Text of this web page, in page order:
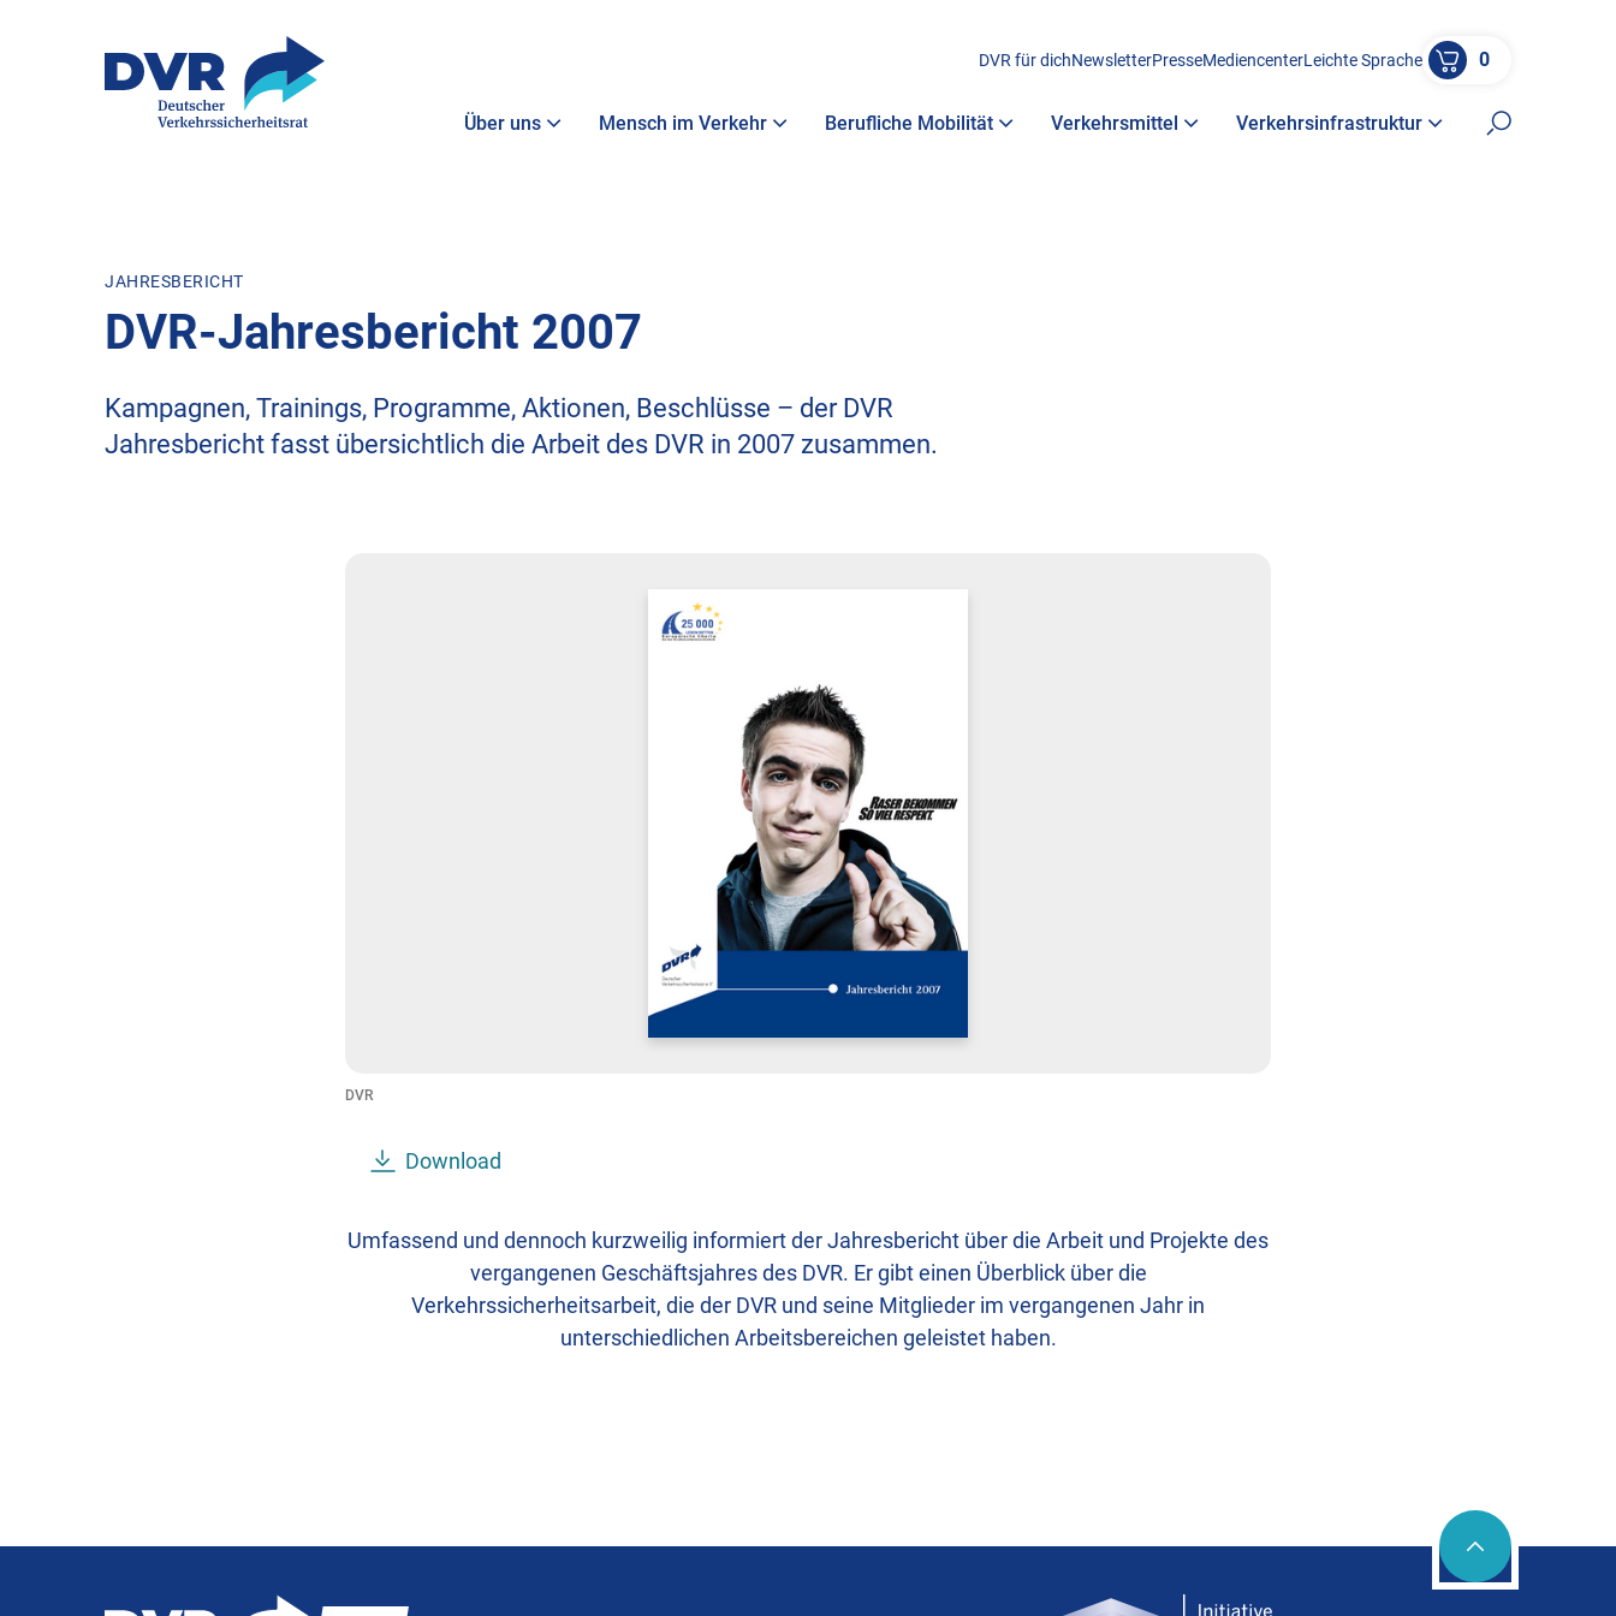
DVR für dichNewsletterPresseMediencenterLeichte Sprache 0
Über uns Mensch im Verkehr Berufliche Mobilität Verkehrsmittel Verkehrsinfrastruktur
Suche
JAHRESBERICHT
DVR-Jahresbericht 2007
Kampagnen, Trainings, Programme, Aktionen, Beschlüsse – der DVR
Jahresbericht fasst übersichtlich die Arbeit des DVR in 2007 zusammen.
DVR
Download
Umfassend und dennoch kurzweilig informiert der Jahresbericht über die Arbeit und Projekte des
vergangenen Geschäftsjahres des DVR. Er gibt einen Überblick über die
Verkehrssicherheitsarbeit, die der DVR und seine Mitglieder im vergangenen Jahr in
unterschiedlichen Arbeitsbereichen geleistet haben.